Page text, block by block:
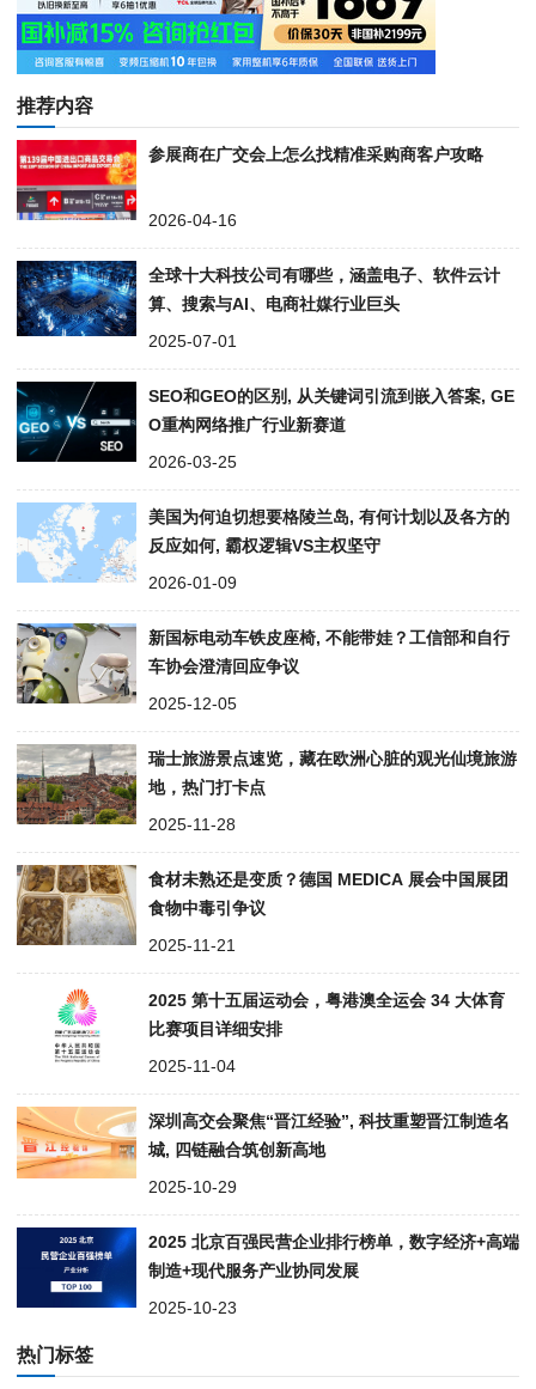
推荐内容
参展商在广交会上怎么找精准采购商客户攻略
2026-04-16
全球十大科技公司有哪些，涵盖电子、软件云计
算、搜索与AI、电商社媒行业巨头
2025-07-01
SEO和GEO的区别, 从关键词引流到嵌入答案, GE
O重构网络推广行业新赛道
2026-03-25
美国为何迫切想要格陵兰岛, 有何计划以及各方的
反应如何, 霸权逻辑VS主权坚守
2026-01-09
新国标电动车铁皮座椅, 不能带娃？工信部和自行
车协会澄清回应争议
2025-12-05
瑞士旅游景点速览，藏在欧洲心脏的观光仙境旅游
地，热门打卡点
2025-11-28
食材未熟还是变质？德国 MEDICA 展会中国展团
食物中毒引争议
2025-11-21
2025 第十五届运动会，粤港澳全运会 34 大体育
比赛项目详细安排
2025-11-04
深圳高交会聚焦“晋江经验”, 科技重塑晋江制造名
城, 四链融合筑创新高地
2025-10-29
2025 北京百强民营企业排行榜单，数字经济+高端
制造+现代服务产业协同发展
2025-10-23
热门标签